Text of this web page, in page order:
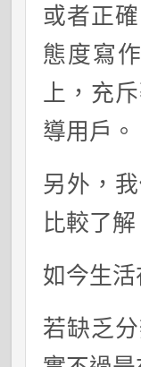
或者正
態度寫
上，充
導用戶。
另外，
比較了
如今生
若缺乏